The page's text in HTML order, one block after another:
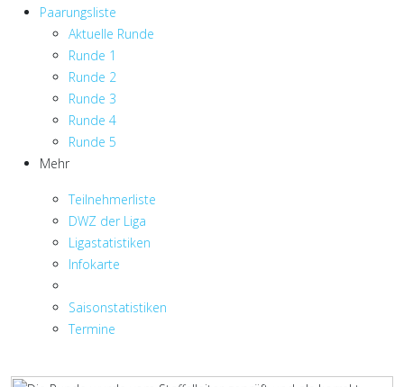
Paarungsliste
Aktuelle Runde
Runde 1
Runde 2
Runde 3
Runde 4
Runde 5
Mehr
Teilnehmerliste
DWZ der Liga
Ligastatistiken
Infokarte
Saisonstatistiken
Termine